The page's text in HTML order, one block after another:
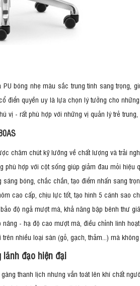
bóng nhẹ màu sắc trung tính sang trọng,
điển quyền uy là lựa chọn lý tưởng cho
vị - rất phù hợp với những vị quản lý trẻ trung,
chăm chút kỹ lưỡng về chất lượng và trải
phù hợp với cột sống giúp giảm đau mỏi hiệu
bóng, chắc chắn, tạo điểm nhấn sang
cao cấp, chịu lực tốt, tạo hình 5 cánh sao
độ ngả mượt mà, khả năng bập bênh thư
- hạ độ cao mượt mà, điều chỉnh linh
nhiều loại sàn (gỗ, gạch, thảm...) mà
lãnh đạo hiện đại
thanh lịch nhưng vẫn toát lên khí chất